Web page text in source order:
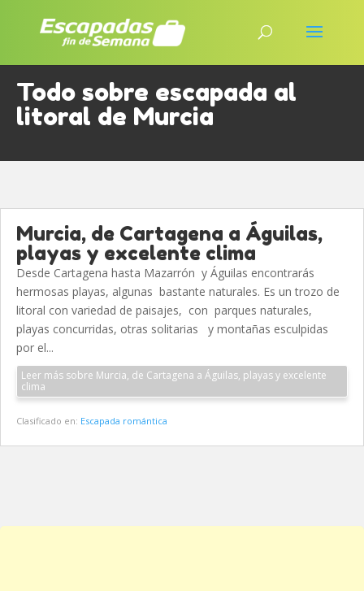
Todo sobre escapada al
litoral de Murcia
Murcia, de Cartagena a Águilas,
playas y excelente clima
Desde Cartagena hasta Mazarrón y Águilas encontrarás
hermosas playas, algunas bastante naturales. Es un trozo de
litoral con variedad de paisajes, con parques naturales,
playas concurridas, otras solitarias y montañas esculpidas
por el...
Leer más sobre Murcia, de Cartagena a Águilas, playas y excelente
clima
Clasificado en: Escapada romántica